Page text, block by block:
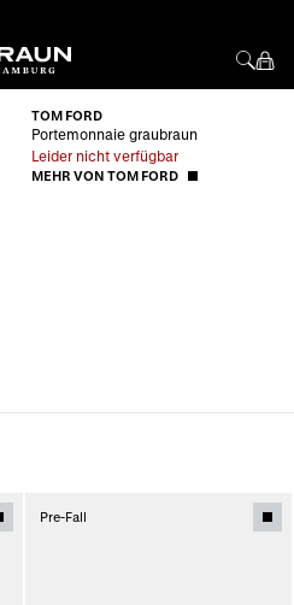
TOM FORD
Portemonnaie graubraun
Leider nicht verfügbar
MEHR VON TOM FORD
Pre-Fall